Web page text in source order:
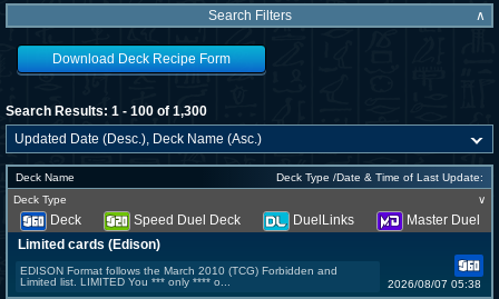
Search Filters ∧
Download Deck Recipe Form
Search Results: 1 - 100 of 1,300
Deck Name
Deck Type /Date & Time of Last Update:
Deck Type
∨
Deck Speed Duel Deck DuelLinks
Master Duel
Limited cards (Edison)
EDISON Format follows the March 2010 (TCG) Forbidden and
Limited list. LIMITED You *** only **** o...
2026/08/07 05:38